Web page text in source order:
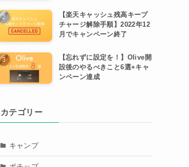
【楽天キャッシュ残高キープ
チャージ解除手順】2022年12
月でキャンペーン終了
【忘れずに設定を！】Olive開
設後のやるべきこと6選+キャ
ンペーン達成
カテゴリー
キャンプ